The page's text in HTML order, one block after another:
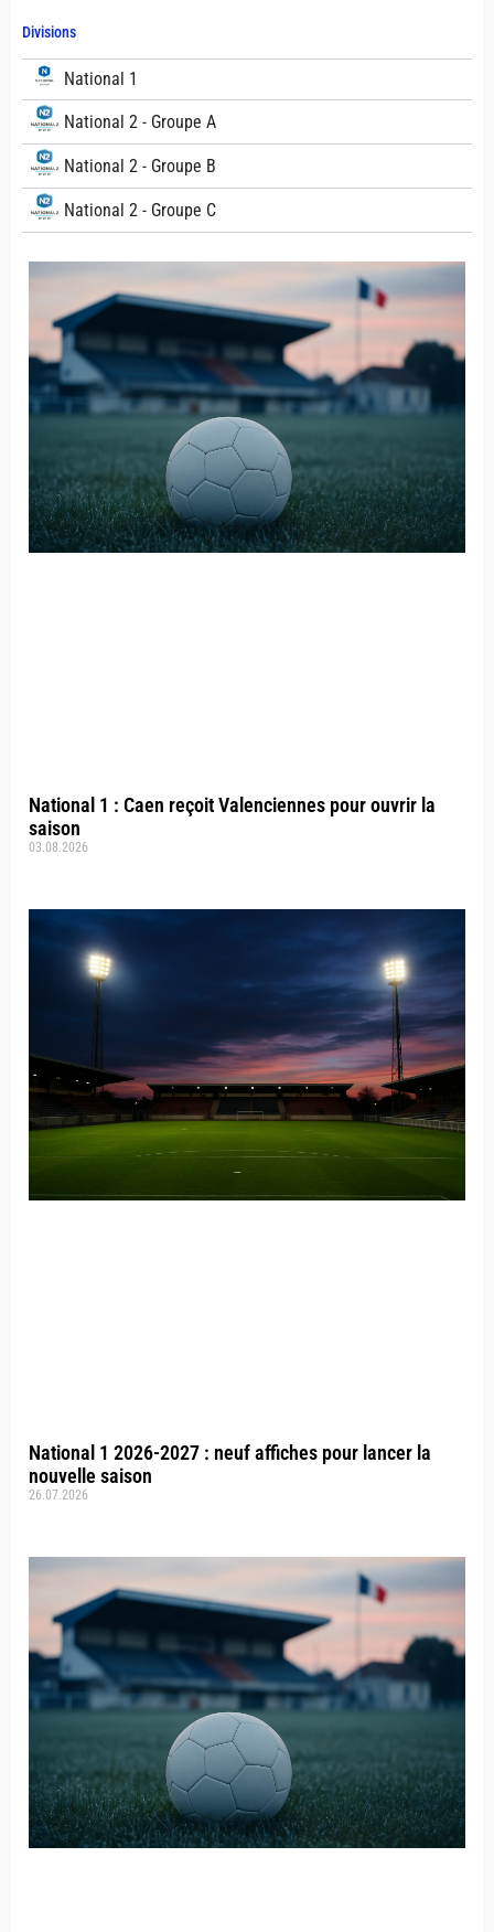
Divisions
National 1
National 2 - Groupe A
National 2 - Groupe B
National 2 - Groupe C
National 1 : Caen reçoit Valenciennes pour ouvrir la
saison
03.08.2026
National 1 2026-2027 : neuf affiches pour lancer la
nouvelle saison
26.07.2026